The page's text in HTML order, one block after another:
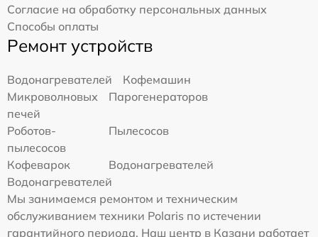
Согласие на обработку персональных данных
Способы оплаты
Ремонт устройств
Водонагревателей
Кофемашин
Микроволновых
печей
Парогенераторов
Роботов-
пылесосов
Пылесосов
Кофеварок
Водонагревателей
Водонагревателей
Мы занимаемся ремонтом и техническим
обслуживанием техники Polaris по истечении
гарантийного периода. Наш центр в Казани работает